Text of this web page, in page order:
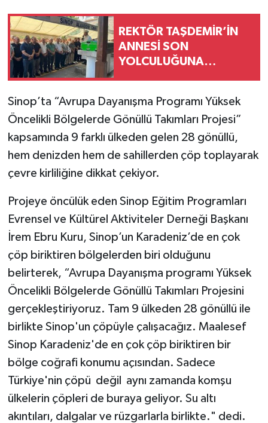
REKTÖR TAŞDEMİR’İN
ANNESİ SON
YOLCULUĞUNA
Sinop’ta “Avrupa Dayanışma Programı Yüksek
Öncelikli Bölgelerde Gönüllü Takımları Projesi”
kapsamında 9 farklı ülkeden gelen 28 gönüllü,
hem denizden hem de sahillerden çöp toplayarak
çevre kirliliğine dikkat çekiyor.
Projeye öncülük eden Sinop Eğitim Programları
Evrensel ve Kültürel Aktiviteler Derneği Başkanı
İrem Ebru Kuru, Sinop’un Karadeniz’de en çok
çöp biriktiren bölgelerden biri olduğunu
belirterek, “Avrupa Dayanışma programı Yüksek
Öncelikli Bölgelerde Gönüllü Takımları Projesini
gerçekleştiriyoruz. Tam 9 ülkeden 28 gönüllü ile
birlikte Sinop'un çöpüyle çalışacağız. Maalesef
Sinop Karadeniz'de en çok çöp biriktiren bir
bölge coğrafi konumu açısından. Sadece
Türkiye'nin çöpü değil aynı zamanda komşu
ülkelerin çöpleri de buraya geliyor. Su altı
akıntıları, dalgalar ve rüzgarlarla birlikte." dedi.